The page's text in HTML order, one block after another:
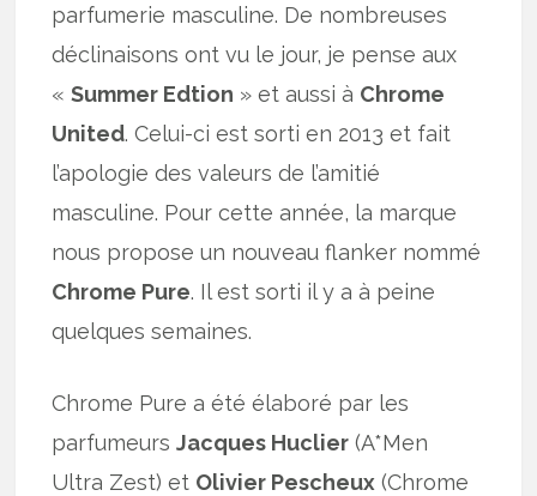
parfumerie masculine. De nombreuses
déclinaisons ont vu le jour, je pense aux
«Summer Edtion » et aussi à Chrome
United. Celui-ci est sorti en 2013 et fait
l’apologie des valeurs de l’amitié
masculine. Pour cette année, la marque
nous propose un nouveau flanker nommé
Chrome Pure. Il est sorti il y a à peine
quelques semaines.
Chrome Pure a été élaboré par les
parfumeursJacques Huclier (A*Men
Ultra Zest) et Olivier Pescheux (Chrome